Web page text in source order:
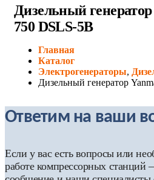
Дизельный
750 DSLS-5B
Главная
Каталог
Электрогенераторы,
Дизельный генератор
Ответим на ваши
Если у вас есть вопросы или
работе компрессорных станций